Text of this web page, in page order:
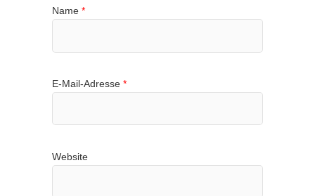
Name *
E-Mail-Adresse *
Website